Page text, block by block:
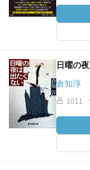
日曜の
倉知淳
1011